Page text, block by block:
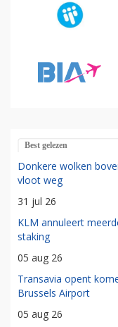
Best gelezen
Donkere wolken
vloot weg
31 jul 26
KLM annuleert
staking
05 aug 26
Transavia opent
Brussels Airport
05 aug 26